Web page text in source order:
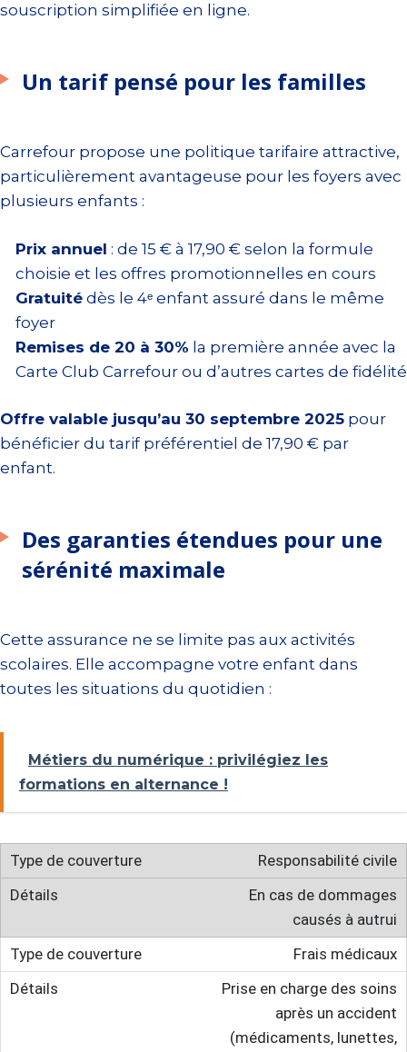
souscription simplifiée en ligne.
Un tarif pensé pour les familles
Carrefour propose une politique tarifaire attractive,
particulièrement avantageuse pour les foyers avec
plusieurs enfants :
Prix annuel : de 15 € à 17,90 € selon la formule
choisie et les offres promotionnelles en cours
Gratuité dès le 4ᵉ enfant assuré dans le même
foyer
Remises de 20 à 30% la première année avec la
Carte Club Carrefour ou d’autres cartes de fidélité
Offre valable jusqu’au 30 septembre 2025 pour
bénéficier du tarif préférentiel de 17,90 € par
enfant.
Des garanties étendues pour une
sérénité maximale
Cette assurance ne se limite pas aux activités
scolaires. Elle accompagne votre enfant dans
toutes les situations du quotidien :
Métiers du numérique : privilégiez les
formations en alternance !
Responsabilité civile
En cas de dommages
causés à autrui
Frais médicaux
Prise en charge des soins
après un accident
(médicaments, lunettes,